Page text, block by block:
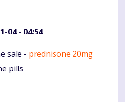
04 - 04:54
sale - prednisone 20mg
pills